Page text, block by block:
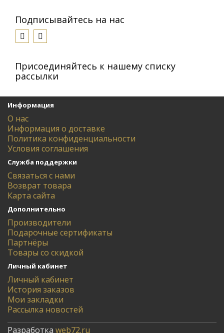
Подписывайтесь на нас
Присоединяйтесь к нашему списку
рассылки
Информация
О нас
Информация о доставке
Политика конфиденциальности
Условия соглашения
Служба поддержки
Связаться с нами
Возврат товара
Карта сайта
Дополнительно
Производители
Подарочные сертификаты
Партнёры
Товары со скидкой
Личный кабинет
Личный кабинет
История заказов
Мои закладки
Рассылка новостей
Разработка web72.ru